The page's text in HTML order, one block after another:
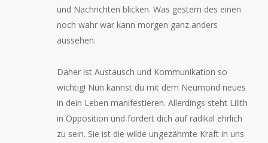
und Nachrichten blicken. Was gestern des einen
noch wahr war kann morgen ganz anders
aussehen.
Daher ist Austausch und Kommunikation so
wichtig! Nun kannst du mit dem Neumond neues
in dein Leben manifestieren. Allerdings steht Lilith
in Opposition und fordert dich auf radikal ehrlich
zu sein. Sie ist die wilde ungezähmte Kraft in uns